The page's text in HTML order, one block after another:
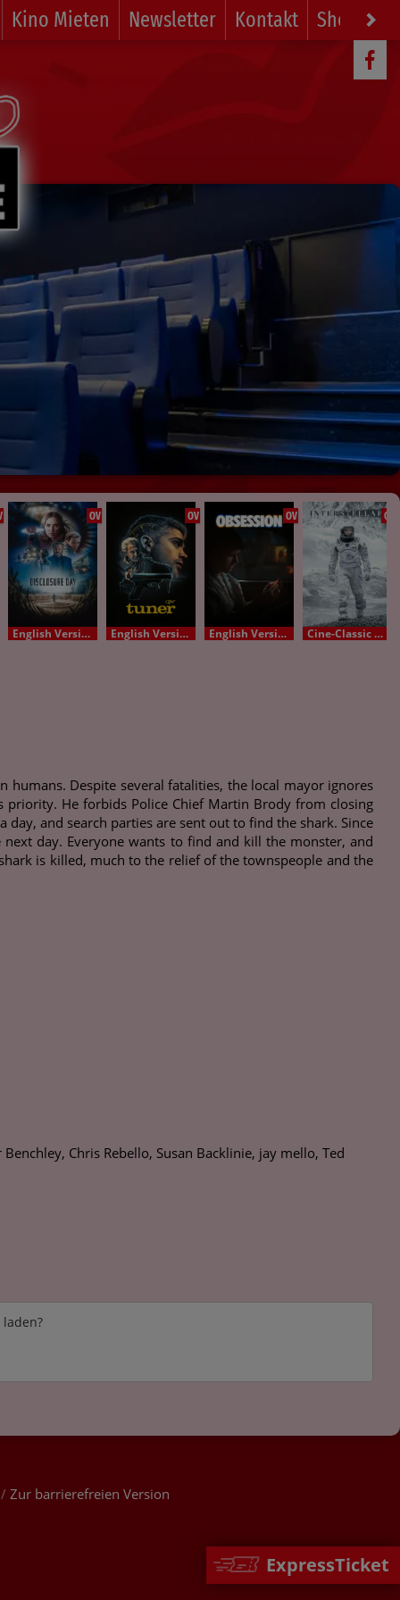
ExpressTicket
Kino Mieten Newsletter Kontakt Shop
OV
English Version - OV
OV
English Version - OV
OV
English Version - OV
OV
Cine-Classic OV
Despite several fatalities, the local mayor ignores
He forbids Police Chief Martin Brody from closing
and search parties are sent out to find the shark. Since
day. Everyone wants to find and kill the monster, and
is killed, much to the relief of the townspeople and the
Chris Rebello, Susan Backlinie, jay mello, Ted
/ Zur barrierefreien Version